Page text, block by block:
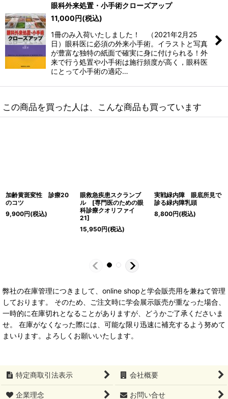
眼科外来処置・小手術クローズアップ
11,000円(税込)
1冊のみ入荷いたしました！ （2021年2月25
日）眼科医に必須の外来小手術。イラストと写真
が豊富な独特の紙面で確実に身に付けられる！外
来で行う処置や小手術は施行頻度が高く，眼科医
にとって小手術の適応…
この商品を買った人は、こんな商品も買っています
加齢黄斑変性 診療20
のコツ
9,900円(税込)
眼救急疾患スクランブ
ル [専門医のための眼
科診療クオリファイ
21]
15,950円(税込)
実戦緑内障 眼底所見で
診る緑内障乳頭
8,800円(税込)
弊社の在庫管理につきまして、online shopと学会販売用を兼ねて管理
しております。 そのため、ご注文時に学会展示販売が重なった場合、
一時的に在庫切れとなることがありますが、どうかご了承くださいま
せ。 在庫がなくなった際には、可能な限り迅速に補充するよう努めて
まいります。よろしくお願いいたします。
特定商取引法表示 会社概要
企業理念 お問い合せ